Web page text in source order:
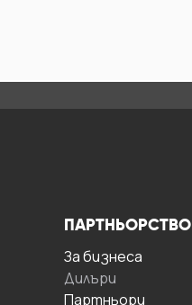
ПАРТНЬОРСТВО
За бизнесa
Дилъри
Партньори